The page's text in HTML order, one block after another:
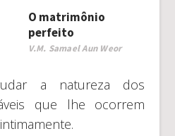
O matrimônio
perfeito
V.M. Samael Aun Weor
a natureza dos
que lhe ocorrem